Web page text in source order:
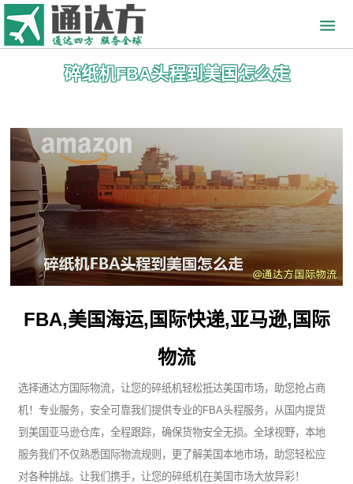
碎纸机FBA头程到美国怎么走
FBA,美国海运,国际快递,亚马逊,国际
物流
选择通达方国际物流，让您的碎纸机轻松抵达美国市场，助您抢占商
机！专业服务，安全可靠我们提供专业的FBA头程服务，从国内提货
到美国亚马逊仓库，全程跟踪，确保货物安全无损。全球视野，本地
服务我们不仅熟悉国际物流规则，更了解美国本地市场，助您轻松应
对各种挑战。让我们携手，让您的碎纸机在美国市场大放异彩！